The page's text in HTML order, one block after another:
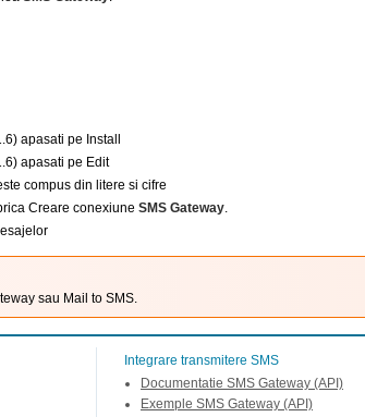
apasati pe Install
apasati pe Edit
compus din litere si cifre
Creare conexiune SMS Gateway.
sau Mail to SMS.
Integrare transmitere SMS
Documentatie SMS Gateway (API)
Exemple SMS Gateway (API)